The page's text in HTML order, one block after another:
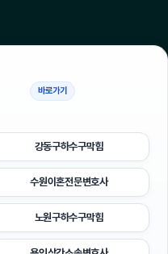
바로가기
강동구하수구막힘
수원이혼전문변호사
노원구하수구막힘